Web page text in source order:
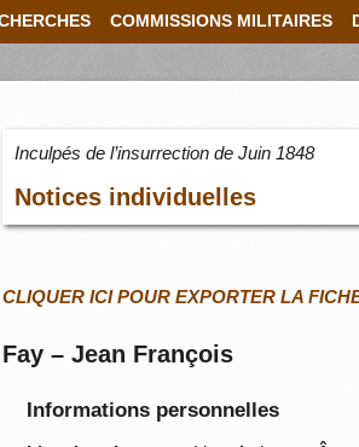
COMMISSIONS MILITAIRES
Inculpés de l’insurrection de Juin 1848
Notices individuelles
CLIQUER ICI POUR EXPORTER LA
Fay – Jean François
Informations personnelles